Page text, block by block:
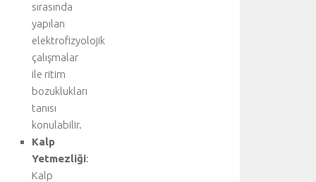
sırasında
yapılan
elektrofizyolojik
çalışmalar
ile ritim
bozuklukları
tanısı
konulabilir.
Kalp
Yetmezliği:
Kalp